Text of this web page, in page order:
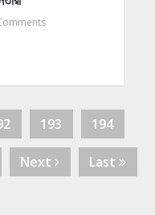
193 194
Next Last